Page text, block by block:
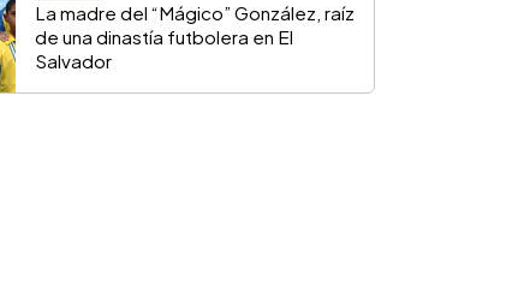
La madre del “Mágico” González, raíz
de una dinastía futbolera en El
Salvador